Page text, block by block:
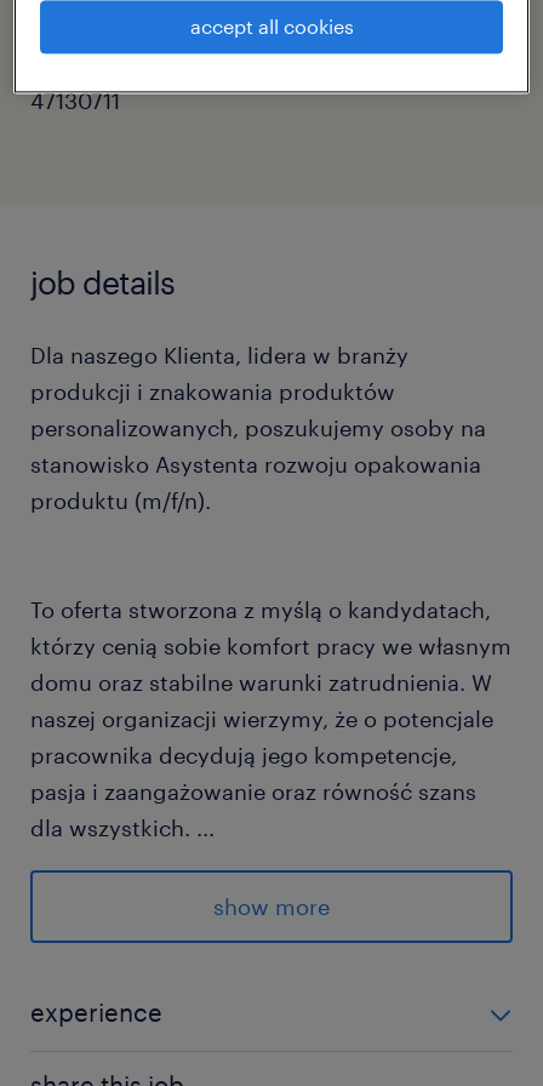
47130711
job details
Dla naszego Klienta, lidera w branży
produkcji i znakowania produktów
personalizowanych, poszukujemy osoby na
stanowisko Asystenta rozwoju opakowania
produktu (m/f/n).
To oferta stworzona z myślą o kandydatach,
którzy cenią sobie komfort pracy we własnym
domu oraz stabilne warunki zatrudnienia. W
naszej organizacji wierzymy, że o potencjale
pracownika decydują jego kompetencje,
pasja i zaangażowanie oraz równość szans
dla wszystkich. ...
Nasz Klient jest pracodawcą równych szans i
pracy dla osób z niepełnosprawnościami i Ta
show more
experience
accept all cookies